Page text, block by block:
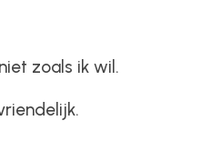
zoals ik wil.